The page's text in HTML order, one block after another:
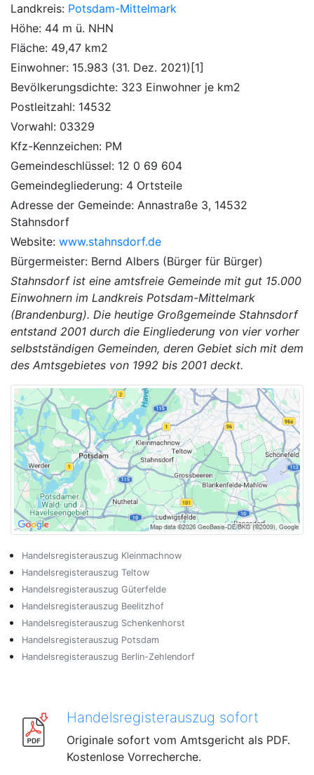
Landkreis: Potsdam-Mittelmark
Höhe: 44 m ü. NHN
Fläche: 49,47 km2
Einwohner: 15.983 (31. Dez. 2021)[1]
Bevölkerungsdichte: 323 Einwohner je km2
Postleitzahl: 14532
Vorwahl: 03329
Kfz-Kennzeichen: PM
Gemeindeschlüssel: 12 0 69 604
Gemeindegliederung: 4 Ortsteile
Adresse der Gemeinde: Annastraße 3, 14532
Stahnsdorf
Website: www.stahnsdorf.de
Bürgermeister: Bernd Albers (Bürger für Bürger)
Stahnsdorf ist eine amtsfreie Gemeinde mit gut 15.000
Einwohnern im Landkreis Potsdam-Mittelmark
(Brandenburg). Die heutige Großgemeinde Stahnsdorf
entstand 2001 durch die Eingliederung von vier vorher
selbstständigen Gemeinden, deren Gebiet sich mit dem
des Amtsgebietes von 1992 bis 2001 deckt.
Handelsregisterauszug Kleinmachnow
Handelsregisterauszug Teltow
Handelsregisterauszug Güterfelde
Handelsregisterauszug Beelitzhof
Handelsregisterauszug Schenkenhorst
Handelsregisterauszug Potsdam
Handelsregisterauszug Berlin-Zehlendorf
Handelsregisterauszug sofort
Originale sofort vom Amtsgericht als PDF.
Kostenlose Vorrecherche.